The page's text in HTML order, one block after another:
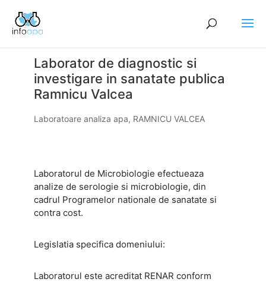
Laborator de diagnostic si
investigare in sanatate publica
Ramnicu Valcea
Laboratoare analiza apa, RAMNICU VALCEA
Laboratorul de Microbiologie efectueaza
analize de serologie si microbiologie, din
cadrul Programelor nationale de sanatate si
contra cost.
Legislatia specifica domeniului:
Laboratorul este acreditat RENAR conform